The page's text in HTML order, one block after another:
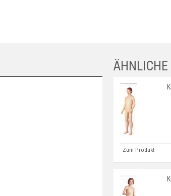
Zum Produkt